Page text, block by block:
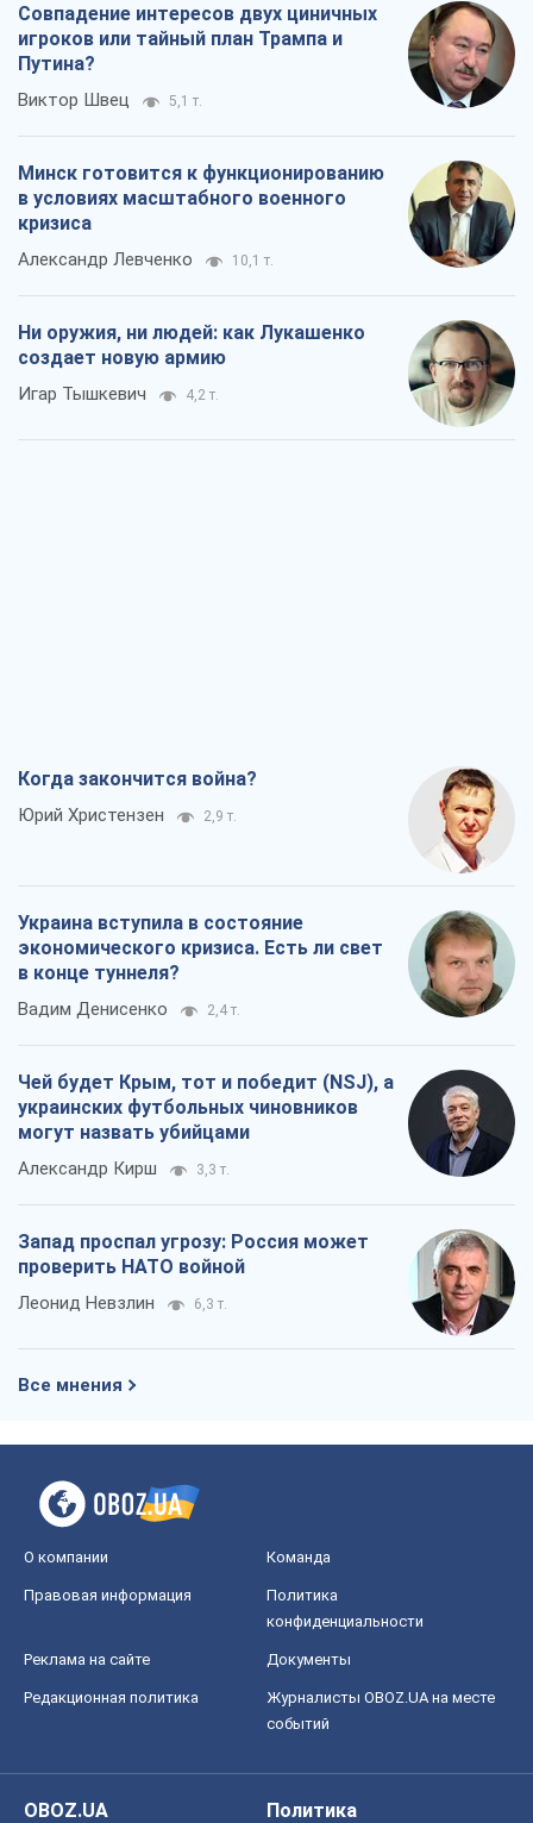
Совпадение интересов двух циничных
игроков или тайный план Трампа и
Путина?
Виктор Швец 5,1 т.
Минск готовится к функционированию
в условиях масштабного военного
кризиса
Александр Левченко 10,1 т.
Ни оружия, ни людей: как Лукашенко
создает новую армию
Игар Тышкевич 4,2 т.
Когда закончится война?
Юрий Христензен 2,9 т.
Украина вступила в состояние
экономического кризиса. Есть ли свет
в конце туннеля?
Вадим Денисенко 2,4 т.
Чей будет Крым, тот и победит (NSJ), а
украинских футбольных чиновников
могут назвать убийцами
Александр Кирш 3,3 т.
Запад проспал угрозу: Россия может
проверить НАТО войной
Леонид Невзлин 6,3 т.
Все мнения
О компании Команда
Правовая информация
Политика
конфиденциальности
Реклама на сайте Документы
Редакционная политика
Журналисты OBOZ.UA на месте
событий
OBOZ.UA
Политика